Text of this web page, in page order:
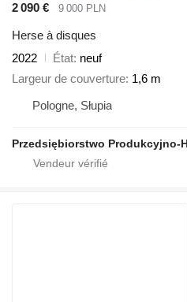
2 090 €
9 000 PLN
Herse à disques
2022
État neuf
Largeur de couverture 1,6 m
Pologne, Słupia